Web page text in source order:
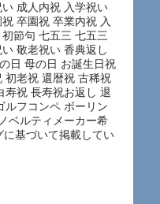
成人内祝 入学祝い
卒園祝 卒業内祝 入
節句 七五三 七五三
敬老祝い 香典返し
日 母の日 お誕生日祝
初老祝 還暦祝 古稀祝
寿祝 長寿祝お返し 退
ルフコンペ ボーリン
ベルティメーカー希
基づいて掲載してい